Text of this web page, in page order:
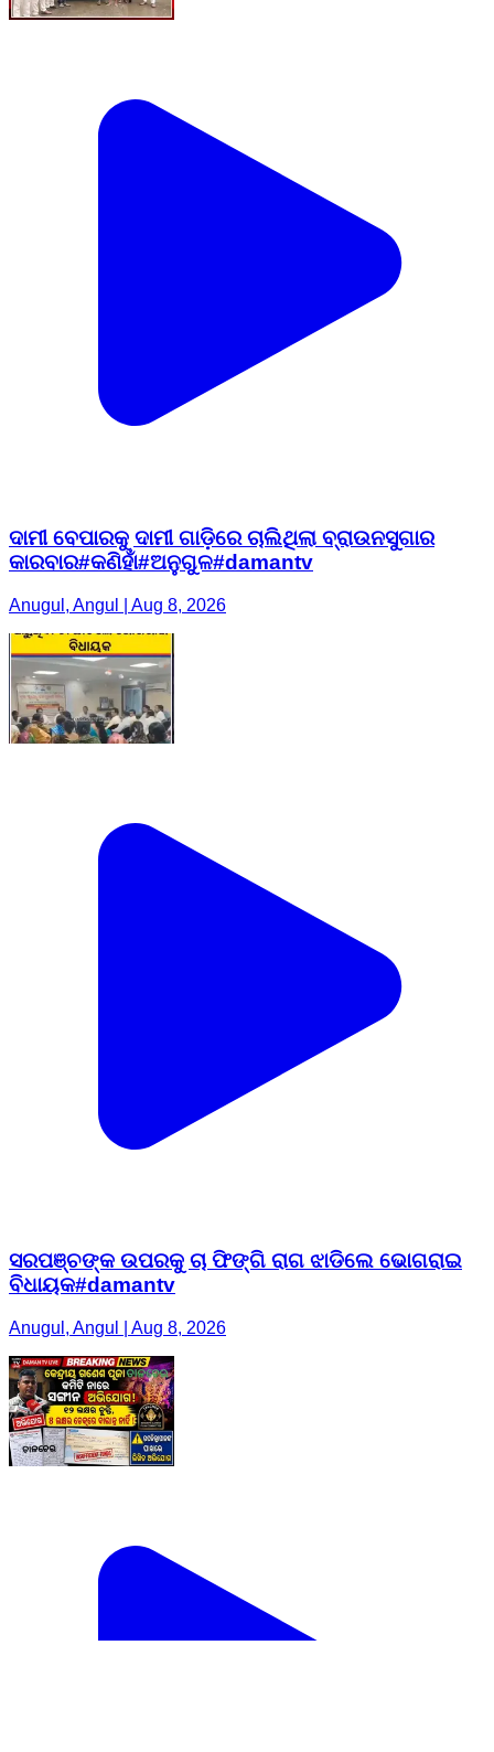
ଦାମୀ ବେପାରକୁ ଦାମୀ ଗାଡ଼ିରେ ଚାଲିଥିଲା ବ୍ରାଉନସୁଗାର
କାରବାର#କଣିହାଁ#ଅନୁଗୁଳ#damantv
Anugul, Angul | Aug 8, 2026
ସରପଞ୍ଚଙ୍କ ଉପରକୁ ଚା ଫିଙ୍ଗି ରାଗ ଝାଡିଲେ ଭୋଗରାଇ
ବିଧାୟକ#damantv
Anugul, Angul | Aug 8, 2026